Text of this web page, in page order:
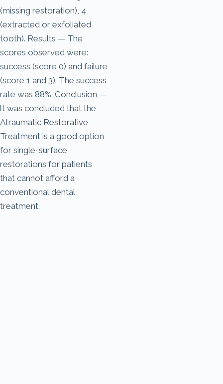
(missing restoration), 4
(extracted or exfoliated
tooth). Results — The
scores observed were:
success (score 0) and failure
(score 1 and 3). The success
rate was 88%. Conclusion —
lt was concluded that the
Atraumatic Restorative
Treatment is a good option
for single-surface
restorations for patients
that cannot afford a
conventional dental
treatment.